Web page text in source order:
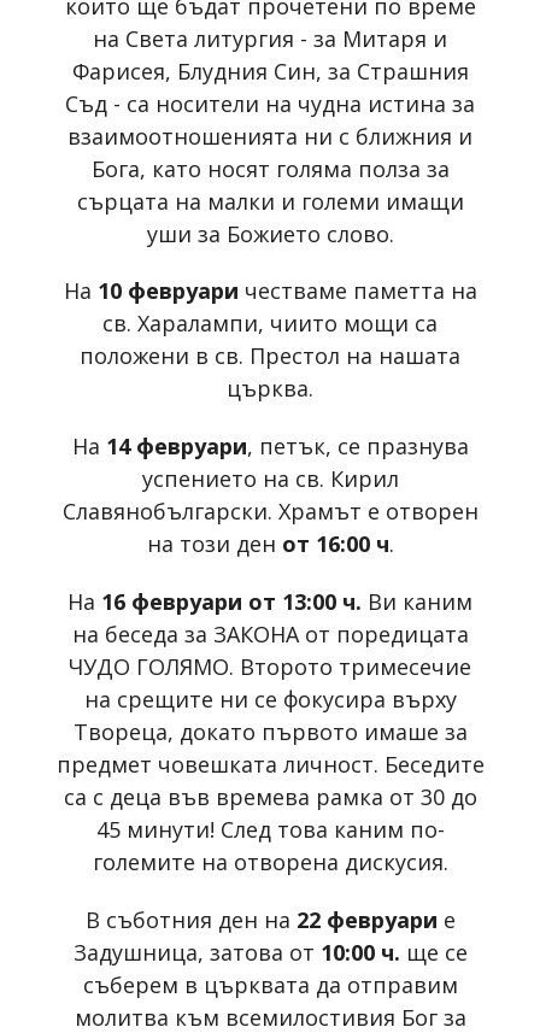
на Света литургия - за Митаря и
Фарисея, Блудния Син, за Страшния
Съд - са носители на чудна истина за
взаимоотношенията ни с ближния и
Бога, като носят голяма полза за
сърцата на малки и големи имащи
уши за Божието слово.
На 10 февруари честваме паметта на
св. Харалампи, чиито мощи са
положени в св. Престол на нашата
църква.
На 14 февруари, петък, се празнува
успението на св. Кирил
Славянобългарски. Храмът е отворен
на този ден от 16:00 ч.
На 16 февруари от 13:00 ч. Ви каним
на беседа за ЗАКОНА от поредицата
ЧУДО ГОЛЯМО. Второто тримесечие
на срещите ни се фокусира върху
Твореца, докато първото имаше за
предмет човешката личност. Беседите
са с деца във времева рамка от 30 до
45 минути! След това каним по-
големите на отворена дискусия.
В съботния ден на 22 февруари е
Задушница, затова от 10:00 ч. ще се
съберем в църквата да отправим
молитва към всемилостивия Бог за